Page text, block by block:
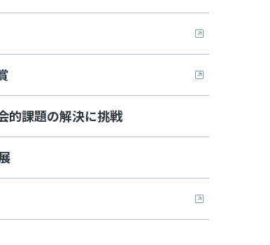
的課題の解決に挑戦